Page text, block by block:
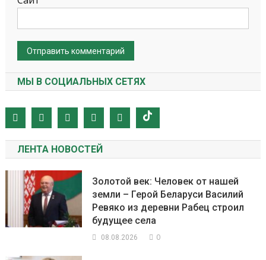
МЫ В СОЦИАЛЬНЫХ СЕТЯХ
ЛЕНТА НОВОСТЕЙ
Золотой век: Человек от нашей
земли – Герой Беларуси Василий
Ревяко из деревни Рабец строил
будущее села
08.08.2026 0